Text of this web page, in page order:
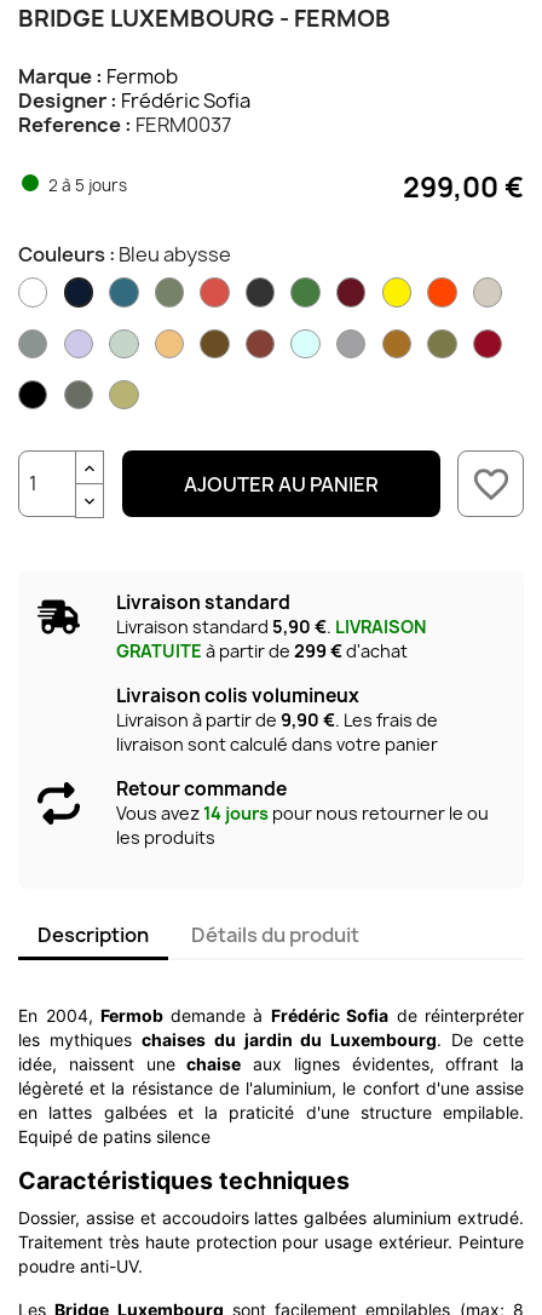
BRIDGE LUXEMBOURG - FERMOB
Marque : Fermob
Designer : Frédéric Sofia
Reference : FERM0037
2 à 5 jours 299,00 €
Couleurs : Bleu abysse
Blanc
coton
Bleu
abysse
Bleu
acapulco
CactusCapucineCarboneCèdreCerise
noire
Citron
Gris
Gris
lapilli
GuimauveMenthe
glaciale
Miel Muscade
Ocre
rouge
OpalineOragePain
d'épices
Pesto
RéglisseRomarinTilleul
AJOUTER AU PANIER favorite_border
Livraison standard
Livraison standard 5,90 €. LIVRAISON
GRATUITE à partir de 299 €d'achat
Livraison colis volumineux
Livraison à partir de 9,90 €. Les frais de
livraison sont calculé dans votre panier
Retour commande
Vous avez14 jours pour nous retourner le ou
les produits
Description Détails du produit
En 2004, Fermob demande à Frédéric Sofia de réinterpréter
les mythiques chaises du jardin du Luxembourg. De cette
idée, naissent unechaise aux lignes évidentes, offrant la
légèreté et la résistance de l'aluminium, le confort d'une assise
en lattes galbées et la praticité d'une structure empilable.
Equipé de patins silence
Caractéristiques techniques
Dossier, assise et accoudoirs lattes galbées aluminium extrudé.
Traitement très haute protection pour usage extérieur. Peinture
poudre anti-UV.
LesBridge Luxembourg sont facilement empilables (max; 8